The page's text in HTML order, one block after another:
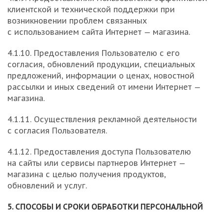
клиентской и технической поддержки при
возникновении проблем связанных
с использованием сайта Интернет — магазина.
4.1.10. Предоставления Пользователю с его
согласия, обновлений продукции, специальных
предложений, информации о ценах, новостной
рассылки и иных сведений от имени Интернет —
магазина.
4.1.11. Осуществления рекламной деятельности
с согласия Пользователя.
4.1.12. Предоставления доступа Пользователю
на сайты или сервисы партнеров Интернет —
магазина с целью получения продуктов,
обновлений и услуг.
5. СПОСОБЫ И СРОКИ ОБРАБОТКИ ПЕРСОНАЛЬНОЙ